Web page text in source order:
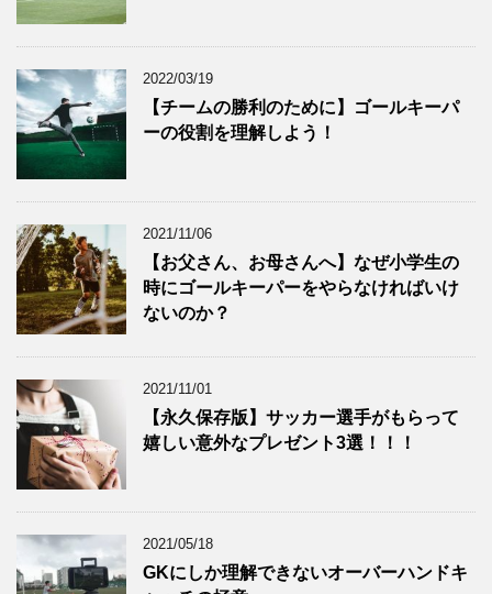
2022/03/19
【チームの勝利のために】ゴールキーパ
ーの役割を理解しよう！
2021/11/06
【お父さん、お母さんへ】なぜ小学生の
時にゴールキーパーをやらなければいけ
ないのか？
2021/11/01
【永久保存版】サッカー選手がもらって
嬉しい意外なプレゼント3選！！！
2021/05/18
GKにしか理解できないオーバーハンドキ